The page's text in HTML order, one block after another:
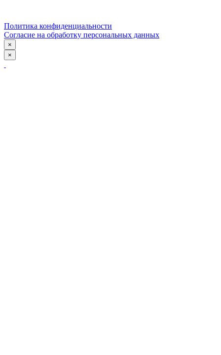
Политика конфиденциальности
Согласие на обработку персональных данных
×
×